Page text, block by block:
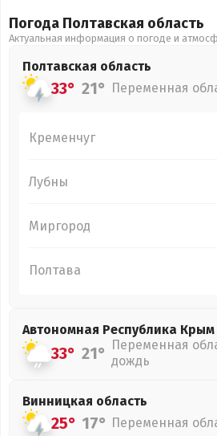
Погода Полтавская область
Актуальная информация о погоде и
Полтавская область
33° 21° Переменная
Кременчуг
Лубны
Миргород
Полтава
Автономная Республика Крым
33° 21° Переменная
дождь
Винницкая область
25° 17° Переменная